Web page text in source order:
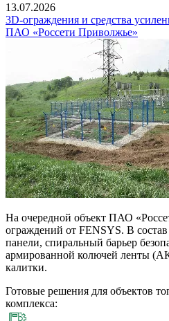
13.07.2026
3D-ограждения и средства
ПАО «Россети Приволжье»
На очередной объект ПАО
ограждений от FENSYS. В
панели, спиральный барьер
армированной колючей ленты
калитки.
Готовые решения для объектов
комплекса: